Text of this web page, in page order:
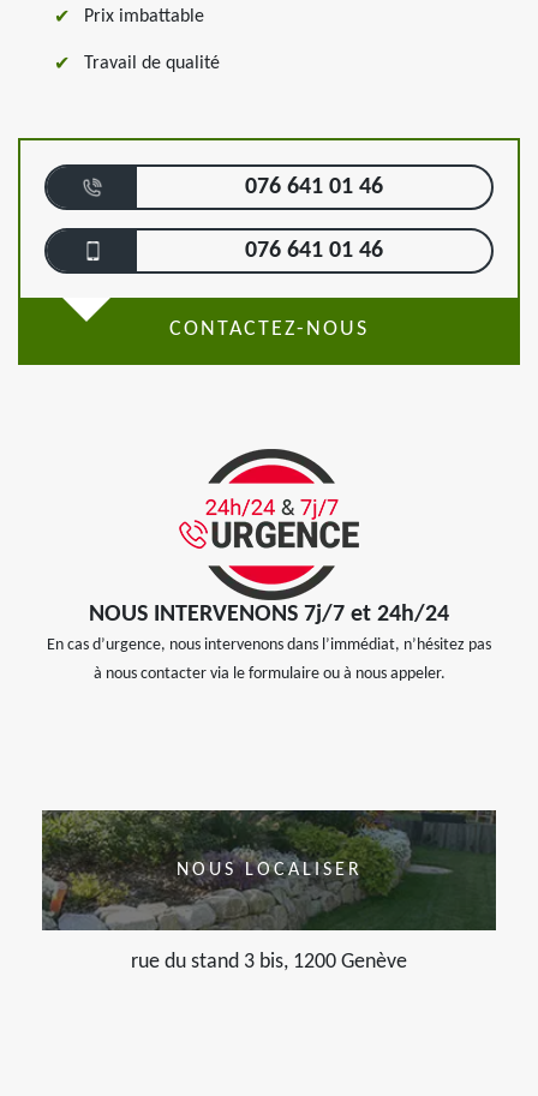
Prix imbattable
Travail de qualité
076 641 01 46
076 641 01 46
CONTACTEZ-NOUS
NOUS INTERVENONS 7j/7 et 24h/24
En cas d’urgence, nous intervenons dans l’immédiat, n’hésitez pas
à nous contacter via le formulaire ou à nous appeler.
NOUS LOCALISER
rue du stand 3 bis, 1200 Genève